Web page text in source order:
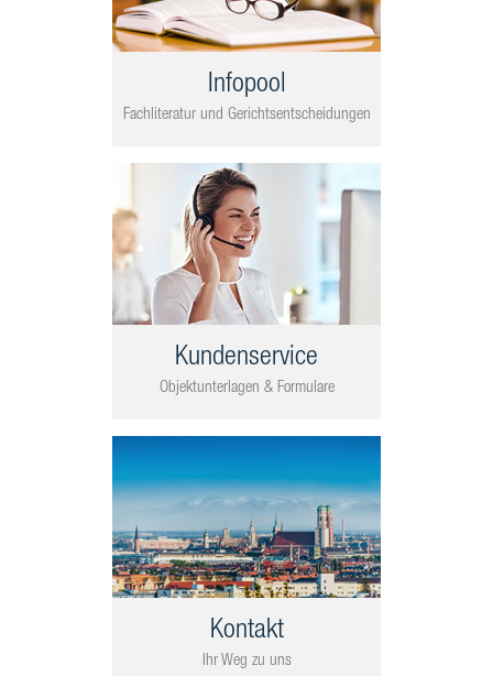
Infopool
Fachliteratur und Gerichtsentscheidungen
Kundenservice
Objektunterlagen & Formulare
Kontakt
Ihr Weg zu uns